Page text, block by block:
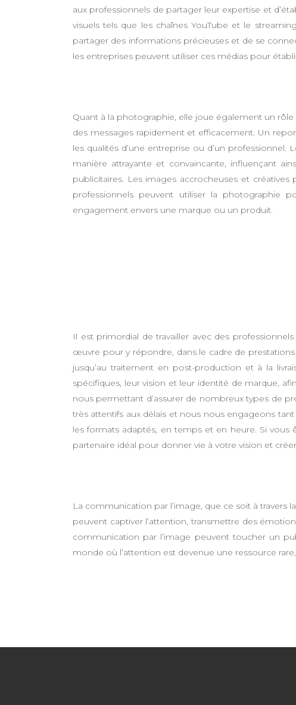
aux professionnels de partager leur expertise et
visuels tels que les chaînes YouTube et le
partager des informations précieuses et de se
les entreprises peuvent utiliser ces médias pour
Quant à la photographie, elle joue également un
des messages rapidement et efficacement. Un
les qualités d’une entreprise ou d’un
manière attrayante et convaincante, influençant
publicitaires. Les images accrocheuses et
professionnels peuvent utiliser la photographie
engagement envers une marque ou un produit.
Il est primordial de travailler avec des
œuvre pour y répondre, dans le cadre de
jusqu’au traitement en post-production et à la
spécifiques, leur vision et leur identité de marque,
nous permettant d’assurer de nombreux types de
très attentifs aux délais et nous nous engageons
les formats adaptés, en temps et en heure. Si
partenaire idéal pour donner vie à votre vision et
La communication par l’image, que ce soit à
peuvent captiver l’attention, transmettre des
communication par l’image peuvent toucher un
monde où l’attention est devenue une ressource